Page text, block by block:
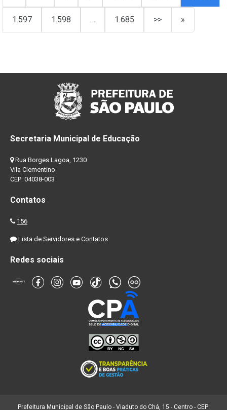
1.597 1.598 … 1.685 >> »
Secretaria Municipal de Educação
Rua Borges Lagoa, 1230
Vila Clementino
CEP: 04038-003
Contatos
156
Lista de Servidores e Contatos
Redes sociais
Prefeitura Municipal de São Paulo - Viaduto do Chá, 15 - Centro - CEP: